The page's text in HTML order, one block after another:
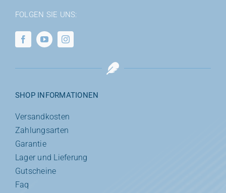
FOLGEN SIE UNS:
SHOP INFORMATIONEN
Versandkosten
Zahlungsarten
Garantie
Lager und Lieferung
Gutscheine
Faq